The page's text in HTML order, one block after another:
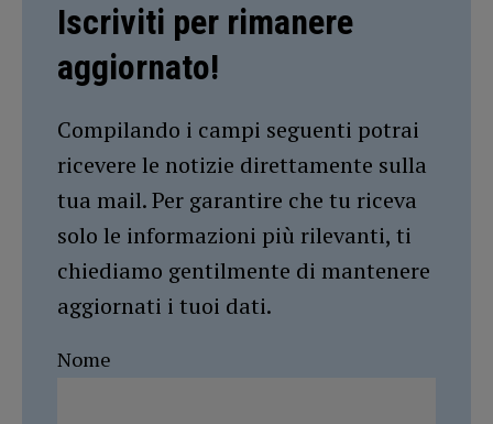
Iscriviti per rimanere
aggiornato!
Compilando i campi seguenti potrai
ricevere le notizie direttamente sulla
tua mail. Per garantire che tu riceva
solo le informazioni più rilevanti, ti
chiediamo gentilmente di mantenere
aggiornati i tuoi dati.
Nome